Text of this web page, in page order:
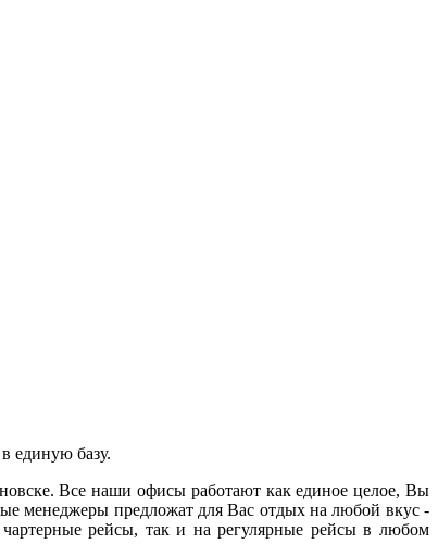
единую базу.
Все наши офисы работают как единое целое, Вы
менеджеры предложат для Вас отдых на любой вкус -
рейсы, так и на регулярные рейсы в любом